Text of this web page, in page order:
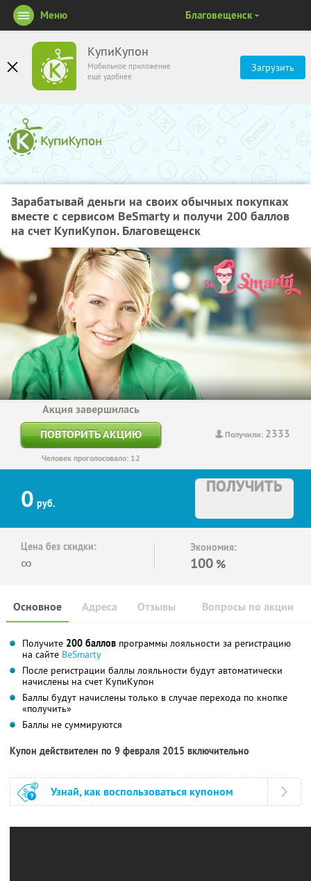
КупиКупон
Мобильное приложение
ещё удобнее
Загрузить
Меню Благовещенск
Зарабатывай деньги на своих обычных покупках
вместе с сервисом BeSmarty и получи 200 баллов
на счет КупиКупон. Благовещенск
Получили: 2333
Акция завершилась
ПОВТОРИТЬ АКЦИЮ
Человек проголосовало: 12
0 руб.
ПОЛУЧИТЬ
Цена без скидки:
∞
Экономия:
100 %
Основное Отзывы Вопросы по акции
Адреса
Получите 200 баллов программы лояльности за регистрацию
на сайте BeSmarty
После регистрации баллы лояльности будут автоматически
начислены на счет КупиКупон
Баллы будут начислены только в случае перехода по кнопке
«получить»
Баллы не суммируются
Купон действителен по 9 февраля 2015 включительно
Узнай, как воспользоваться купоном